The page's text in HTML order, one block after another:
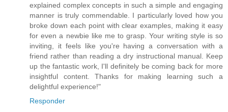
explained complex concepts in such a simple and engaging
manner is truly commendable. I particularly loved how you
broke down each point with clear examples, making it easy
for even a newbie like me to grasp. Your writing style is so
inviting, it feels like you're having a conversation with a
friend rather than reading a dry instructional manual. Keep
up the fantastic work, I'll definitely be coming back for more
insightful content. Thanks for making learning such a
delightful experience!"
Responder